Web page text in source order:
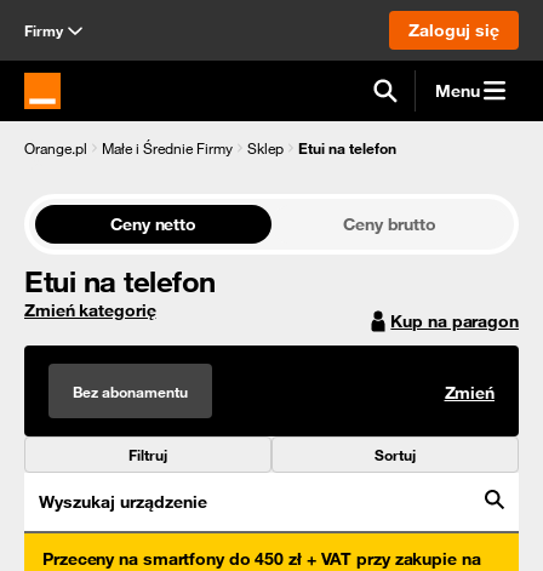
Firmy Zaloguj się
Strona główna Orange.pl Menu
Orange.pl Małe i Średnie Firmy Sklep Etui na telefon
Ceny netto Ceny brutto
Etui na telefon
Zmień kategorię Kup na paragon
Bez abonamentu Zmień
Filtruj Sortuj
Wyszukaj urządzenie
Przeceny na smartfony do 450 zł + VAT przy zakupie na